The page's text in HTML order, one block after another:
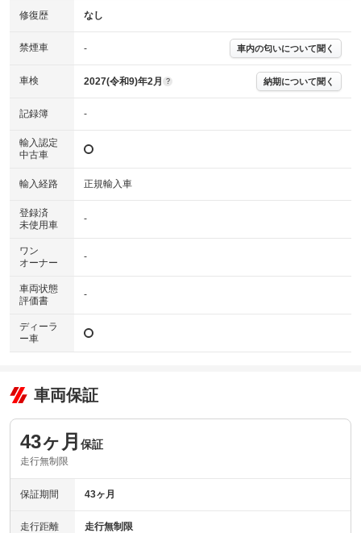
修復歴 なし
禁煙車 - 車内の匂いについて聞く
車検 2027(令和9)年2月 ? 納期について聞く
記録簿 -
輸入認定
中古車
輸入経路 正規輸入車
登録済
未使用車
-
ワン
オーナー
-
車両状態
評価書
-
ディーラ
ー車
車両保証
43ヶ月 保証
走行無制限
保証期間 43ヶ月
走行距離 走行無制限